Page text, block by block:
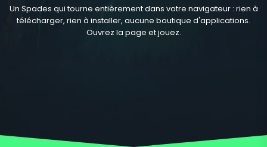
Un Spades qui tourne entièrement dans votre navigateur : rien à
télécharger, rien à installer, aucune boutique d'applications.
Ouvrez la page et jouez.